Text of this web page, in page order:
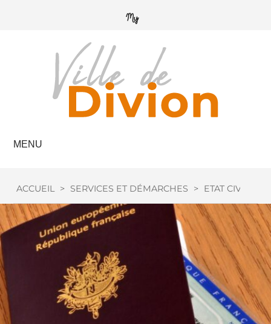
MENU
ACCUEIL > SERVICES ET DÉMARCHES > ETAT CIVIL